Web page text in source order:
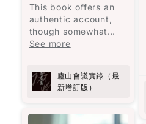
expected. About
grief, about
forgiveness, about
choosing to love
heavy in an
overwhelming way,
主餐，還有避免空腹吃
高糖食物。我開始實施
這些方法後，發現能量
水平變得更加穩定，下
應付疲勞的情況，現在
幾乎不再發生了，而腹
This book offers an
authentic account,
though somewhat
lengthy, from a
political meeting
called by Chairman
Initially intended to
See more
廬山會議實錄（最
新增訂版）